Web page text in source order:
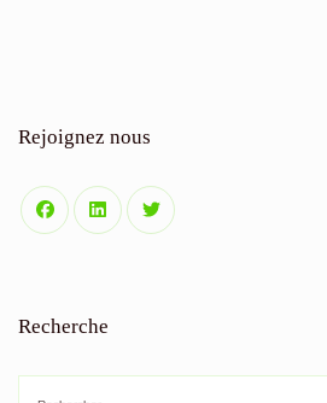
Rejoignez nous
Recherche